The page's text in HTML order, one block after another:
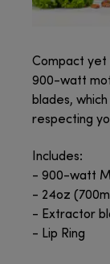
Compact yet
900-watt
blades,
respecting
Includes:
- 900-watt
- 24oz
- Extractor
- Lip Ring